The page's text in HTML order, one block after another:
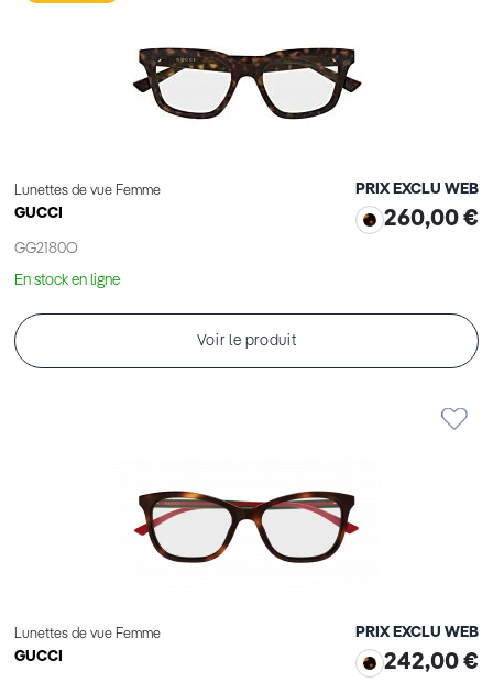
Lunettes de vue Femme
GUCCI
GG2180O
PRIX EXCLU WEB
260,00 €
En stock en ligne
Voir le produit
Lunettes de vue Femme
GUCCI
PRIX EXCLU WEB
242,00 €